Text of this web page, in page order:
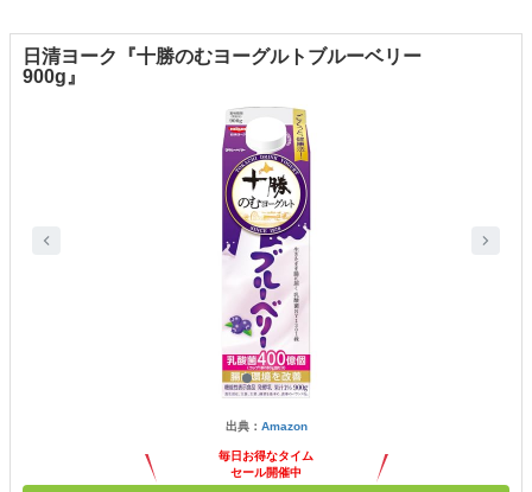
日清ヨーク『十勝のむヨーグルトブルーベリー
900g』
出典： Amazon
毎日お得なタイム
セール開催中